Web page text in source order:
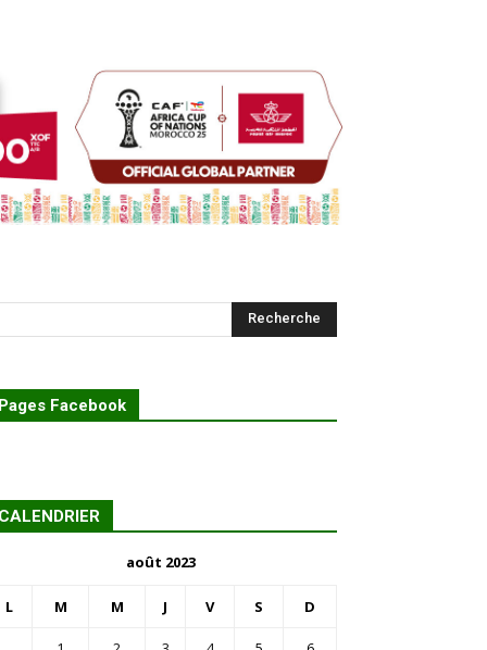
Facebook
août 2023
L M M J V S D